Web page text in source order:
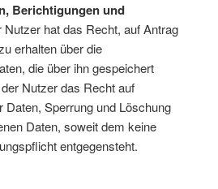
Berichtigungen und
Nutzer hat das Recht, auf Antrag
erhalten über die
die über ihn gespeichert
Nutzer das Recht auf
Daten, Sperrung und Löschung
Daten, soweit dem keine
entgegensteht.